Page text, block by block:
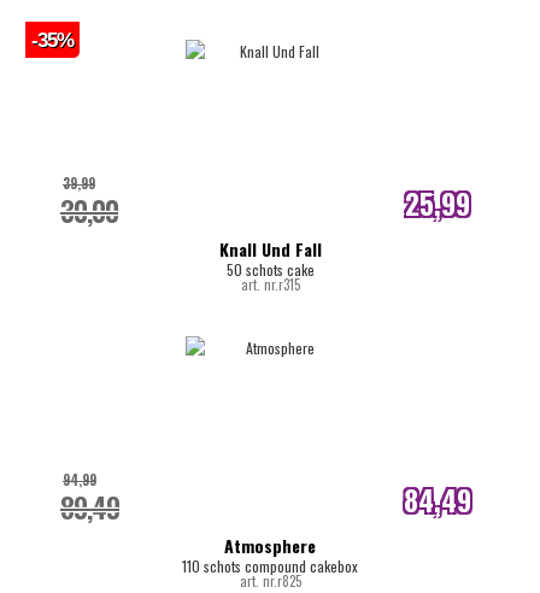
Knall Und Fall
50 schots cake
art. nr.r315
30,00
39,99 25,99
internetprijs
-35%
Atmosphere
110 schots compound cakebox
art. nr.r825
89,49
94,99 84,49
internetprijs